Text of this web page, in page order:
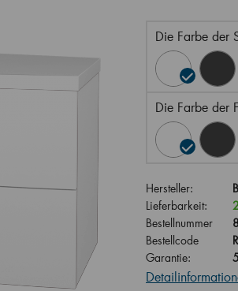
Die Farbe der
Die Farbe der
Hersteller:
Lieferbarkeit:
Bestellnummer
Bestellcode
Garantie: